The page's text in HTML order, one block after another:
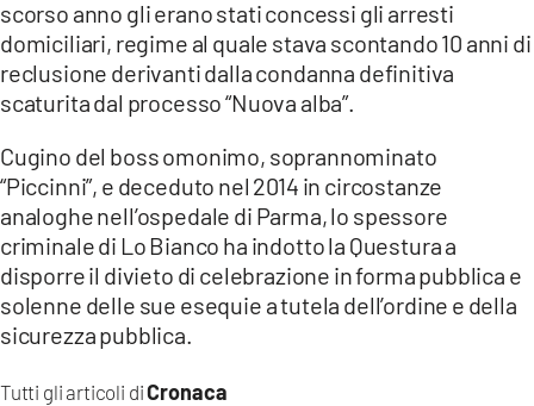
ILVIBONESE.IT
CATANZAROCHANNEL.IT
LACAPITALENEWS.IT
App
ANDROID
APPLE
Tutti gli articoli diCronaca
scorso anno gli erano stati concessi gli arresti
domiciliari, regime al quale stava scontando 10 anni di
reclusione derivanti dalla condanna definitiva
scaturita dal processo “Nuova alba”.
Cugino del boss omonimo, soprannominato
“Piccinni”, e deceduto nel 2014 in circostanze
analoghe nell’ospedale di Parma, lo spessore
criminale di Lo Bianco ha indotto la Questura a
disporre il divieto di celebrazione in forma pubblica e
solenne delle sue esequie a tutela dell’ordine e della
sicurezza pubblica.